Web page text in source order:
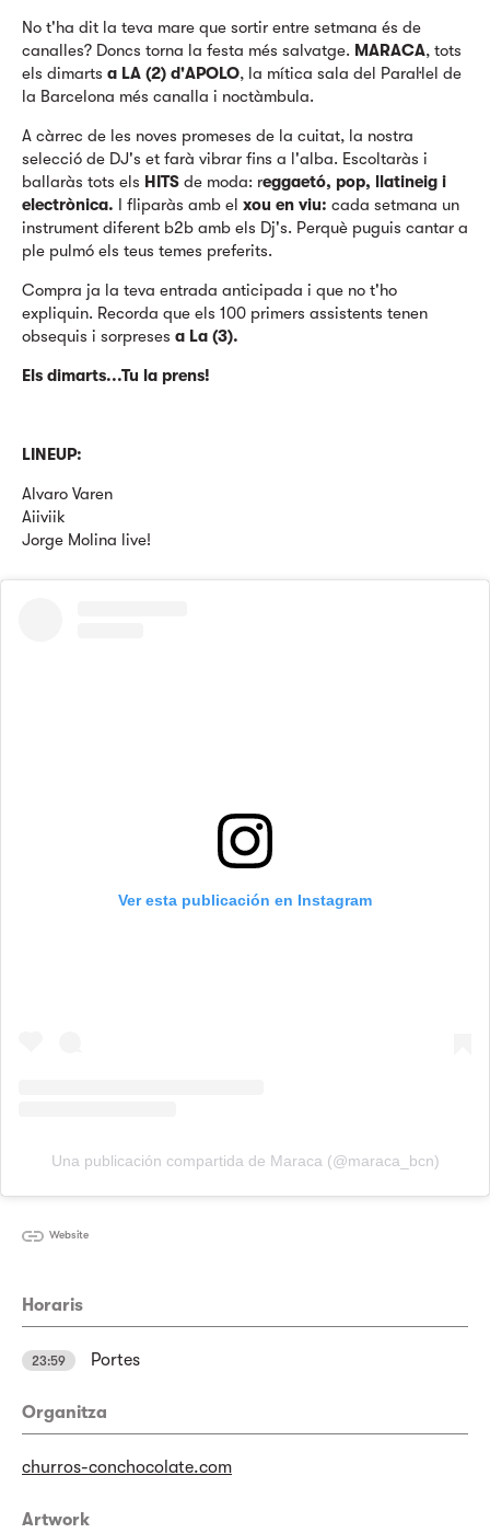
No t'ha dit la teva mare que sortir entre setmana és de
canalles? Doncs torna la festa més salvatge. MARACA, tots
els dimarts a LA (2) d'APOLO, la mítica sala del Paral·lel de
la Barcelona més canalla i noctàmbula.
A càrrec de les noves promeses de la cuitat, la nostra
selecció de DJ's et farà vibrar fins a l'alba. Escoltaràs i
ballaràs tots els HITS de moda: reggaetó, pop, llatineig i
electrònica. I fliparàs amb el xou en viu: cada setmana un
instrument diferent b2b amb els Dj's. Perquè puguis cantar a
ple pulmó els teus temes preferits.
Compra ja la teva entrada anticipada i que no t'ho
expliquin. Recorda que els 100 primers assistents tenen
obsequis i sorpreses a La (3).
Els dimarts...Tu la prens!
LINEUP:
Alvaro Varen
Aiiviik
Jorge Molina live!
Ver esta publicación en Instagram
Una publicación compartida de Maraca (@maraca_bcn)
Website
Horaris
23:59 Portes
Organitza
churros-conchocolate.com
Artwork